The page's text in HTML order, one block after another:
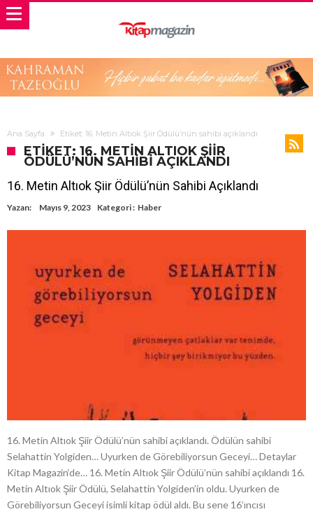
Ana Sayfa Etiket: 16. Metin Altıok Şiir Ödülü’nün sahibi açıklandı
ETIKET: 16. METIN ALTIOK ŞIIR
ÖDÜLÜ’NÜN SAHIBI AÇIKLANDI
16. Metin Altıok Şiir Ödülü’nün Sahibi Açıklandı
Yazan: Mayıs 9, 2023 Kategori : Haber
16. Metin Altıok Şiir Ödülü’nün sahibi açıklandı. Ödülün sahibi
Selahattin Yolgiden… Uyurken de Görebiliyorsun Geceyi… Detaylar
Kitap Magazin‘de… 16. Metin Altıok Şiir Ödülü’nün sahibi açıklandı 16.
Metin Altıok Şiir Ödülü, Selahattin Yolgiden’in oldu. Uyurken de
Görebiliyorsun Geceyi isimli kitap ödül aldı. Bu sene 16’ıncısı